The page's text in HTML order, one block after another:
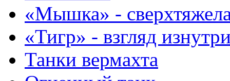
«Мышка» -
«Тигр» - взгляд
Танки вермахта